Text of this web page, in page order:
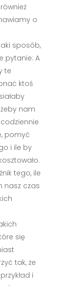
o
sposób,
pytanie: A
te
ktoś
nam
pomyć
i ile by
tego, ile
nasz czas
się
tak, że
i